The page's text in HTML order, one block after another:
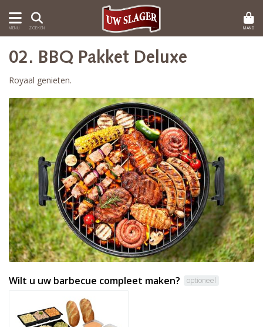
MENU ZOEKEN MAND
02. BBQ Pakket Deluxe
Royaal genieten.
Wilt u uw barbecue compleet maken? optioneel